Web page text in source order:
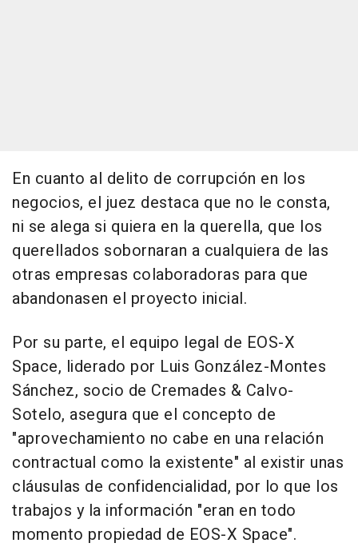
En cuanto al delito de corrupción en los
negocios, el juez destaca que no le consta,
ni se alega si quiera en la querella, que los
querellados sobornaran a cualquiera de las
otras empresas colaboradoras para que
abandonasen el proyecto inicial.
Por su parte, el equipo legal de EOS-X
Space, liderado por Luis González-Montes
Sánchez, socio de Cremades & Calvo-
Sotelo, asegura que el concepto de
"aprovechamiento no cabe en una relación
contractual como la existente" al existir unas
cláusulas de confidencialidad, por lo que los
trabajos y la información "eran en todo
momento propiedad de EOS-X Space".